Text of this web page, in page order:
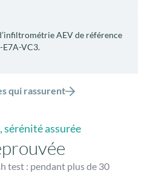
AEV de référence
E7A-VC3.
qui rassurent
sérénité assurée
test : pendant plus de 30